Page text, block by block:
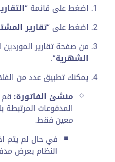
اضغط على قائمة “
اضغط على “تقارير
من صفحة تقارير الموردين
الشهرية“.
يمكنك تطبيق عدد من
منشئ الفاتورة: قم
المدفوعات المرتبطة
معين فقط.
في حال لم يتم
النظام بعرض